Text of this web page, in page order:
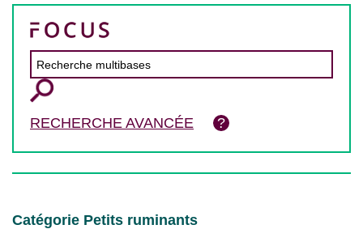
RECHERCHE AVANCÉE
Catégorie Petits ruminants